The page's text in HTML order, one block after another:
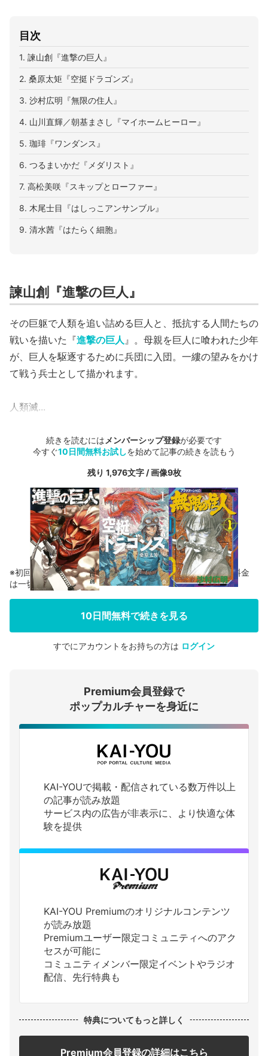
目次
1. 諫山創『進撃の巨人』
2. 桑原太矩『空挺ドラゴンズ』
3. 沙村広明『無限の住人』
4. 山川直輝／朝基まさし『マイホームヒーロー』
5. 珈琲『ワンダンス』
6. つるまいかだ『メダリスト』
7. 高松美咲『スキップとローファー』
8. 木尾士目『はしっこアンサンブル』
9. 清水茜『はたらく細胞』
諫山創『進撃の巨人』
その巨躯で人類を追い詰める巨人と、抵抗する人間たちの
戦いを描いた『進撃の巨人 』。母親を巨人に喰われた少年
が、巨人を駆逐するために兵団に入団。一縷の望みをかけ
て戦う兵士として描かれます。
人類滅...
続きを読むには メンバーシップ登録が必要です
今すぐ10日間無料お試しを始めて記事の続きを読もう
残り 1,976文字 / 画像9枚
会員登録する
ログインする
※初回登録の方に限り、無料お試し期間中に解約した場合、料金
は一切かかりません。
10日間無料で続きを見る
すでにアカウントをお持ちの方は ログイン
Premium会員登録で
ポップカルチャーを身近に
KAI-YOUで掲載・配信されている数万件以上
の記事が読み放題
サービス内の広告が非表示に、より快適な体
験を提供
KAI-YOU Premiumのオリジナルコンテンツ
が読み放題
Premiumユーザー限定コミュニティへのアク
セスが可能に
コミュニティメンバー限定イベントやラジオ
配信、先行特典も
特典についてもっと詳しく
Premium会員登録の詳細はこちら